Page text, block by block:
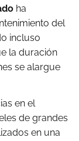
ha
del
incluso
la duración
se alargue
en el
de grandes
en una